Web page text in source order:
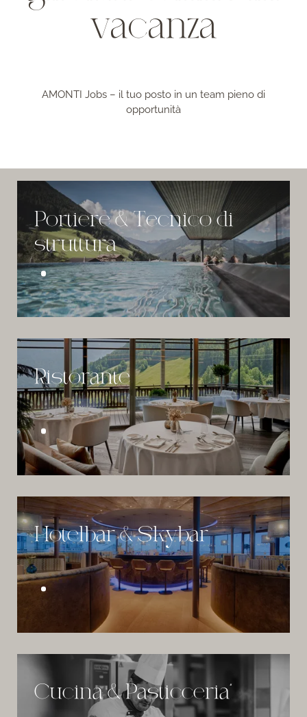
vacanza
AMONTI Jobs – il tuo posto in un team pieno di
opportunità
Portiere & Tecnico di
struttura
Ristorante
Hotelbar & Skybar
Cucina & Pasticceria“